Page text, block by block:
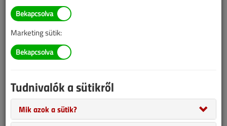
Az árnyékolás nemcsak napjainkban, de a régi időkben is fontos
Marketing sütik:
Tudnivalók a sütikről
Mik azok a sütik?